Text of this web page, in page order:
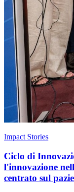
Impact Stories
Ciclo di
l'innovazione
centrato sul